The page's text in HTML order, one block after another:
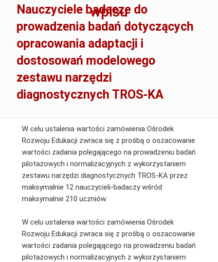
wpisu
Nauczyciele badacze do
prowadzenia badań dotyczących
opracowania adaptacji i
dostosowań modelowego
zestawu narzędzi
diagnostycznych TROS-KA
W celu ustalenia wartości zamówienia Ośrodek
Rozwoju Edukacji zwraca się z prośbą o oszacowanie
wartości zadania polegającego na prowadzeniu badań
pilotażowych i normalizacyjnych z wykorzystaniem
zestawu narzędzi diagnostycznych TROS-KA przez
maksymalnie 12 nauczycieli-badaczy wśród
maksymalnie 210 uczniów.
W celu ustalenia wartości zamówienia Ośrodek
Rozwoju Edukacji zwraca się z prośbą o oszacowanie
wartości zadania polegającego na prowadzeniu badań
pilotażowych i normalizacyjnych z wykorzystaniem